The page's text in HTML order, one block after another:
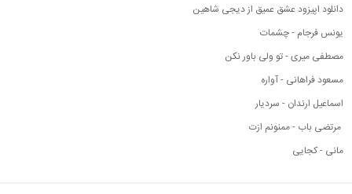
دانلود اپیزود عشق عمیق از دیجی شاهین
یونس فرجام - چشمات
مصطفی میری - تو ولی باور نکن
مسعود فراهانی - آواره
اسماعیل ارندان - سردیار
مرتضی باب - ممنونم ازت
مانی - کجایی